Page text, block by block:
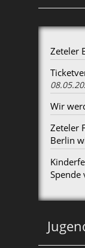
Zeteler
Wir
Zeteler
Berlin
Spende